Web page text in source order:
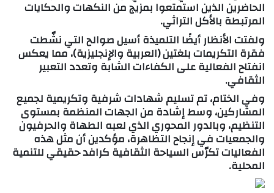
الحاضرين الذين استمتعوا بمزيج من النكهات والحكايات
المرتبطة بالأكل التراثي.
ولفتت الأنظار أيضًاالتلميذة أسيل صوالحالتي نشّطت
فقرة التكريمات بلغتين (العربية والإنجليزية)، مما يعكس
انفتاح الفعالية على الكفاءات الشابة وتعدد التعبير
الثقافي.
وفي الختام، تم تسليمشهادات شرفية وتكريميةلجميع
المشاركين، وسط إشادة من الجهات المنظمة بمستوى
التنظيم، وبالدور المحوري الذي لعبه الطهاة والحرفيون
والجمعيات في إنجاح التظاهرة، مؤكدين أن مثل هذه
الفعاليات تكرّس السياحة الثقافية كرافد حقيقي للتنمية
المحلية.